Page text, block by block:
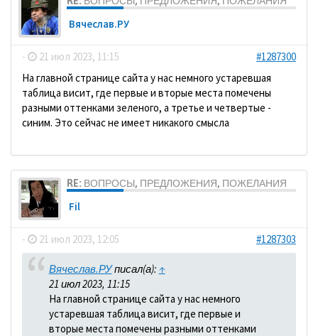
Вячеслав.РУ
- 21 июл 2023, 11:15
#1287300
На главной странице сайта у нас немного устаревшая
таблица висит, где первые и вторые места помечены
разными оттенками зеленого, а третье и четвертые -
синим. Это сейчас не имеет никакого смысла
RE: ВОПРОСЫ, ПРЕДЛОЖЕНИЯ, ПОЖЕЛАНИЯ
Fil
- 21 июл 2023, 12:05 #1287303
Вячеслав.РУписал(а): ↑
21 июл 2023, 11:15
На главной странице сайта у нас немного
устаревшая таблица висит, где первые и
вторые места помечены разными оттенками